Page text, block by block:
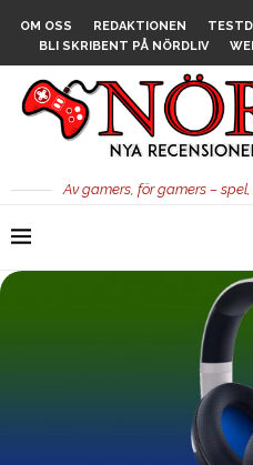
OM OSS REDAKTIONEN
BLI SKRIBENT PÅ NÖRDLIV
Av gamers, för gamers –